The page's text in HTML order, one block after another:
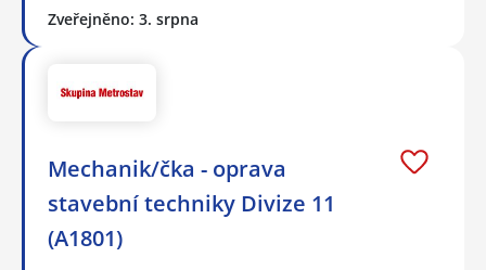
Zveřejněno: 3. srpna
Mechanik/čka - oprava
stavební techniky Divize 11
(A1801)